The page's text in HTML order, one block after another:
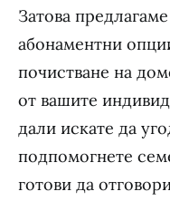
Затова
абонаментни
почистване на
от вашите
дали искате да
подпомогнете
готови да